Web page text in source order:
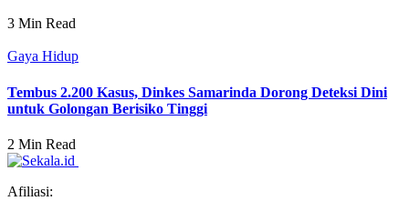
3 Min Read
Gaya Hidup
Tembus 2.200 Kasus, Dinkes Samarinda Dorong Deteksi Dini
untuk Golongan Berisiko Tinggi
2 Min Read
Afiliasi: